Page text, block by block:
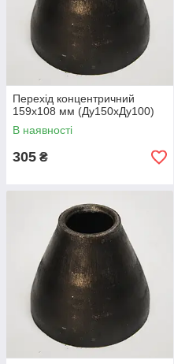
Перехід концентричний
159х108 мм (Ду150хДу100)
В наявності
305 ₴